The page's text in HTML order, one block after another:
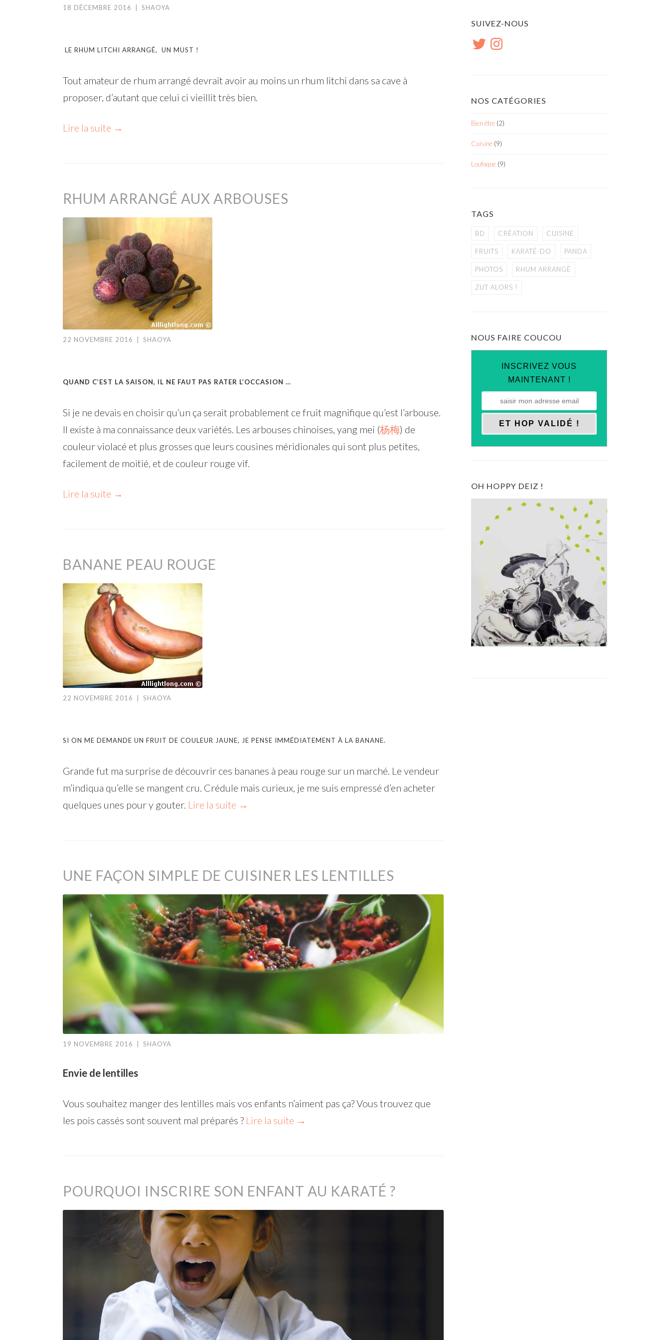
18 DÉCEMBRE 2016 SHAOYA
LE RHUM LITCHI ARRANGÉ, UN MUST !
Tout amateur de rhum arrangé devrait avoir au moins un rhum litchi dans sa cave à
proposer, d’autant que celui ci vieillit très bien.
Lire la suite →
RHUM ARRANGÉ AUX ARBOUSES
22 NOVEMBRE 2016 SHAOYA
QUAND C’EST LA SAISON, IL NE FAUT PAS RATER L’OCCASION …
Si je ne devais en choisir qu’un ça serait probablement ce fruit magnifique qu’est l’arbouse.
Il existe à ma connaissance deux variétés. Les arbouses chinoises, yang mei (杨梅) de
couleur violacé et plus grosses que leurs cousines méridionales qui sont plus petites,
facilement de moitié, et de couleur rouge vif.
Lire la suite →
BANANE PEAU ROUGE
22 NOVEMBRE 2016 SHAOYA
SI ON ME DEMANDE UN FRUIT DE COULEUR JAUNE, JE PENSE IMMÉDIATEMENT À LA BANANE.
Grande fut ma surprise de découvrir ces bananes à peau rouge sur un marché. Le vendeur
m’indiqua qu’elle se mangent cru. Crédule mais curieux, je me suis empressé d’en acheter
quelques unes pour y gouter. Lire la suite →
UNE FAÇON SIMPLE DE CUISINER LES LENTILLES
19 NOVEMBRE 2016 SHAOYA
Envie de lentilles
Vous souhaitez manger des lentilles mais vos enfants n’aiment pas ça? Vous trouvez que
les pois cassés sont souvent mal préparés ? Lire la suite →
POURQUOI INSCRIRE SON ENFANT AU KARATÉ ?
SUIVEZ-NOUS
Twitter Instagram
NOS CATÉGORIES
Bien être (2)
Cuisine (9)
Loufoque (9)
TAGS
BD CRÉATION CUISINE
FRUITS KARATÉ-DO PANDA
PHOTOS RHUM ARRANGÉ
ZUT ALORS !
NOUS FAIRE COUCOU
INSCRIVEZ VOUS
MAINTENANT !
OH HOPPY DEIZ !